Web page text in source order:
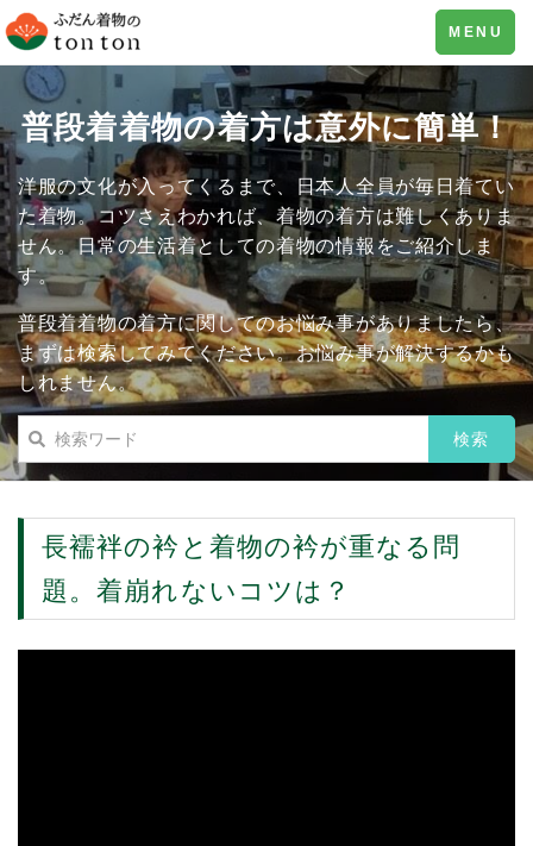
Toggle
navigation
MENU
普段着着物の着方は意外に簡単！
洋服の文化が入ってくるまで、日本人全員が毎日着てい
た着物。コツさえわかれば、着物の着方は難しくありま
せん。日常の生活着としての着物の情報をご紹介しま
す。
普段着着物の着方に関してのお悩み事がありましたら、
まずは検索してみてください。お悩み事が解決するかも
しれません。
長襦袢の衿と着物の衿が重なる問
題。着崩れないコツは？